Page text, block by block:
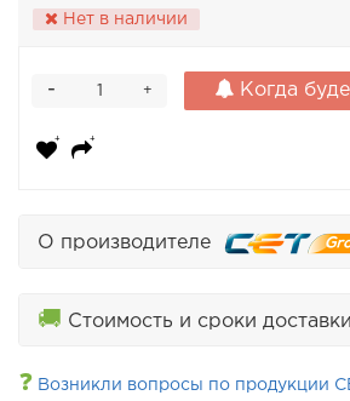
Нет в наличии
+
- Когда
О производителе
🚚 Стоимость и сроки доставки
❓ Возникли вопросы по продукции